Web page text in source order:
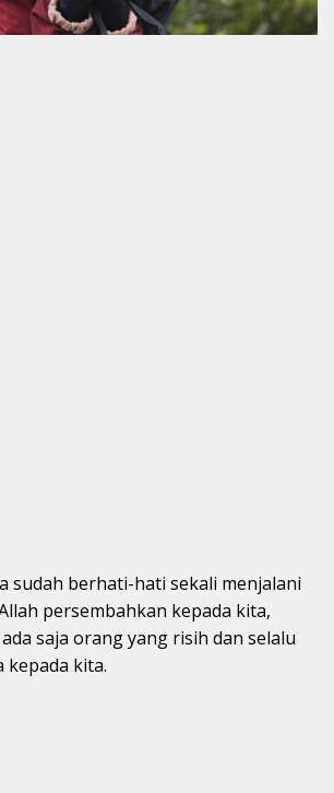
sudah berhati-hati sekali menjalani
persembahkan kepada kita,
saja orang yang risih dan selalu
kita.